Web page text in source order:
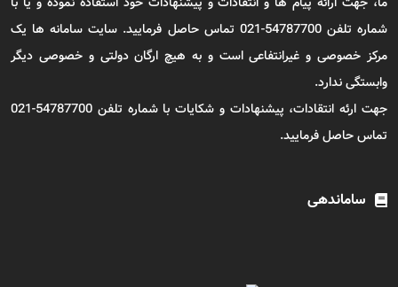
شماره تلفن 54787700-021 تماس حاصل فرمایید. سایت سامانه ها یک
مرکز خصوصی و غیرانتفاعی است و به هیچ ارگان دولتی و خصوصی دیگر
وابستگی ندارد.
جهت ارئه انتقادات، پیشنهادات و شکایات با شماره تلفن 54787700-021
تماس حاصل فرمایید.
ساماندهی